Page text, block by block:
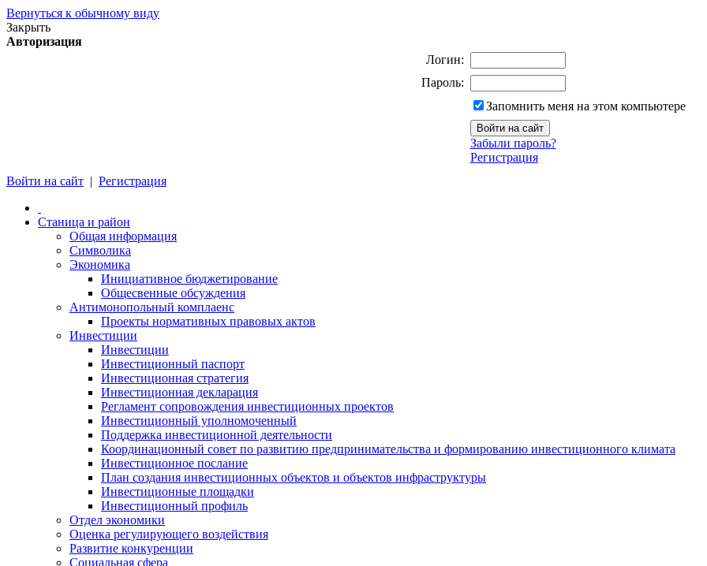
Вернуться к обычному виду
Закрыть
Авторизация
Логин:
Пароль:
Запомнить меня на этом компьютере
Забыли пароль?
Регистрация
Войти на сайт | Регистрация
Станица и район
Общая информация
Символика
Экономика
Инициативное бюджетирование
Общесвенные обсуждения
Антимонопольный комплаенс
Проекты нормативных правовых актов
Инвестиции
Инвестиции
Инвестиционный паспорт
Инвестиционная стратегия
Инвестиционная декларация
Регламент сопровождения инвестиционных проектов
Инвестиционный уполномоченный
Поддержка инвестиционной деятельности
Координационный совет по развитию предпринимательства и формированию инвестиционного климата
Инвестиционное послание
План создания инвестиционных объектов и объектов инфраструктуры
Инвестиционные площадки
Инвестиционный профиль
Отдел экономики
Оценка регулирующего воздействия
Развитие конкуренции
Социальная сфера